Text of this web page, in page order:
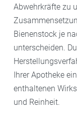
Abwehrkräfte zu
Bienenstock je
unterscheiden.
Ihrer Apotheke
enthaltenen
und Reinheit.